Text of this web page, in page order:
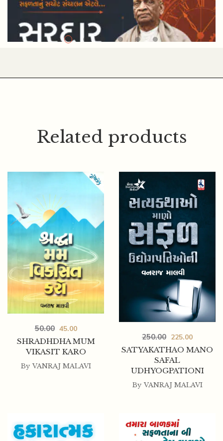
SARDAR VALLABHBHAI PATEL ANE TIME
MANAGEMENT
250.00 225.00
Related products
SHRADHDHA MUM
VIKASIT KARO
50.00 45.00
By VANRAJ MALAVI
SATYAKATHAO MANO
SAFAL
UDHYOGPATIONI
250.00 225.00
By VANRAJ MALAVI